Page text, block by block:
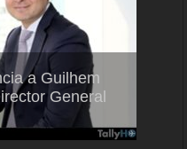
a Guilhem
General